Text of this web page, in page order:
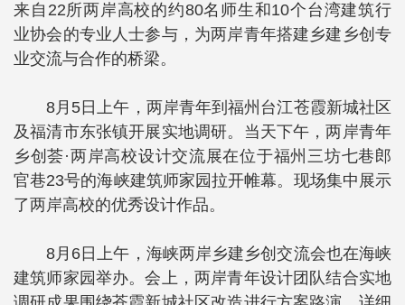
来自22所两岸高校的约80名师生和10个台湾建筑行
业协会的专业人士参与，为两岸青年搭建乡建乡创专
业交流与合作的桥梁。
8月5日上午，两岸青年到福州台江苍霞新城社区
及福清市东张镇开展实地调研。当天下午，两岸青年
乡创荟·两岸高校设计交流展在位于福州三坊七巷郎
官巷23号的海峡建筑师家园拉开帷幕。现场集中展示
了两岸高校的优秀设计作品。
8月6日上午，海峡两岸乡建乡创交流会也在海峡
建筑师家园举办。会上，两岸青年设计团队结合实地